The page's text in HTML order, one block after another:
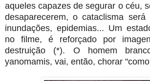
aqueles capazes de segurar o céu,
desaparecerem, o cataclisma será
inundações, epidemias... Um
no filme, é reforçado por
destruição (*). O homem
yanomamis, vai, então, chorar